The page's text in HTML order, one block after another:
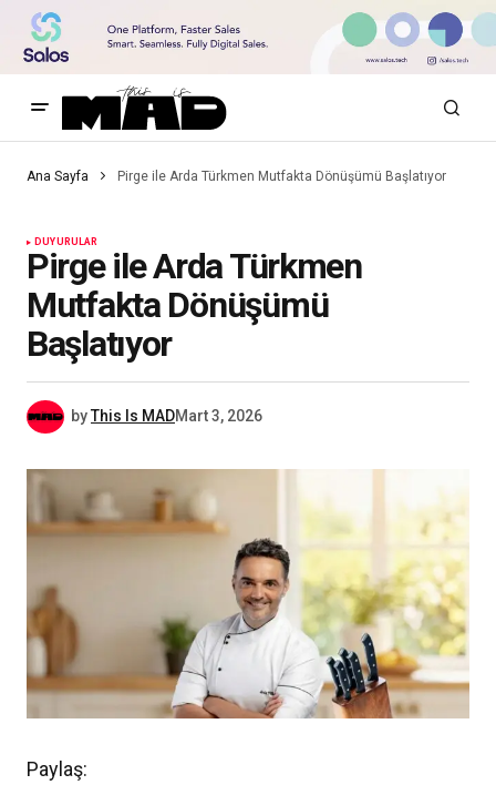
Ana Sayfa Pirge ile Arda Türkmen Mutfakta Dönüşümü Başlatıyor
DUYURULAR
Pirge ile Arda Türkmen
Mutfakta Dönüşümü
Başlatıyor
byThis Is MADMart 3, 2026
Paylaş: